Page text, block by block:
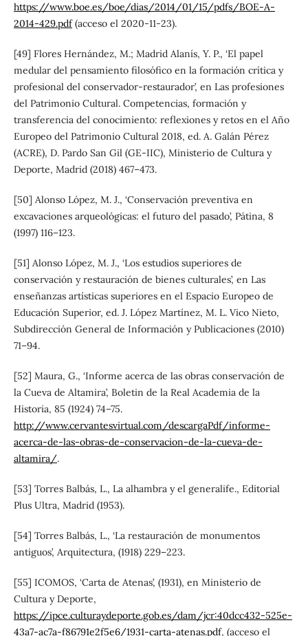
https://www.boe.es/boe/dias/2014/01/15/pdfs/BOE-A-
2014-429.pdf(acceso el 2020-11-23).
[49] Flores Hernández, M.; Madrid Alanís, Y. P., ‘El papel
medular del pensamiento filosófico en la formación crítica y
profesional del conservador-restaurador’, en Las profesiones
del Patrimonio Cultural. Competencias, formación y
transferencia del conocimiento: reflexiones y retos en el Año
Europeo del Patrimonio Cultural 2018, ed. A. Galán Pérez
(ACRE), D. Pardo San Gil (GE-IIC), Ministerio de Cultura y
Deporte, Madrid (2018) 467–473.
[50] Alonso López, M. J., ‘Conservación preventiva en
excavaciones arqueológicas: el futuro del pasado’, Pátina, 8
(1997) 116–123.
[51] Alonso López, M. J., ‘Los estudios superiores de
conservación y restauración de bienes culturales’, en Las
enseñanzas artísticas superiores en el Espacio Europeo de
Educación Superior, ed. J. López Martínez, M. L. Vico Nieto,
Subdirección General de Información y Publicaciones (2010)
71–94.
[52] Maura, G., ‘Informe acerca de las obras conservación de
la Cueva de Altamira’, Boletin de la Real Academia de la
Historia, 85 (1924) 74–75.
http://www.cervantesvirtual.com/descargaPdf/informe-
acerca-de-las-obras-de-conservacion-de-la-cueva-de-
altamira/.
[53] Torres Balbás, L., La alhambra y el generalife., Editorial
Plus Ultra, Madrid (1953).
[54] Torres Balbás, L., ‘La restauración de monumentos
antiguos’, Arquitectura, (1918) 229–223.
[55] ICOMOS, ‘Carta de Atenas’, (1931), en Ministerio de
Cultura y Deporte,
https://ipce.culturaydeporte.gob.es/dam/jcr:40dcc432-525e-
43a7-ac7a-f86791e2f5e6/1931-carta-atenas.pdf, (acceso el